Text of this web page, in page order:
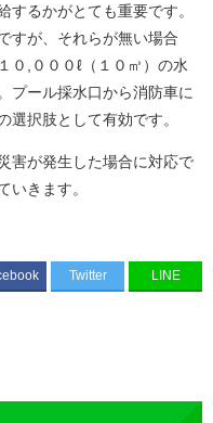
するかがとても重要です。
すが、それらが無い場合
０,０００ℓ（１０㎥）の水
プール採水口から消防車に
選択肢として有効です。
害が発生した場合に対応で
いきます。
Twitter LINE